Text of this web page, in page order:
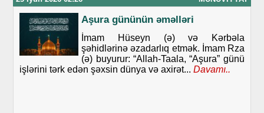
Aşura gününün əməlləri
İmam Hüseyn (ə) və Kərbəla
şəhidlərinə əzadarlıq etmək. İmam Rza
(ə) buyurur: “Allah-Taala, “Aşura” günü
işlərini tərk edən şəxsin dünya və axirət... Davamı..